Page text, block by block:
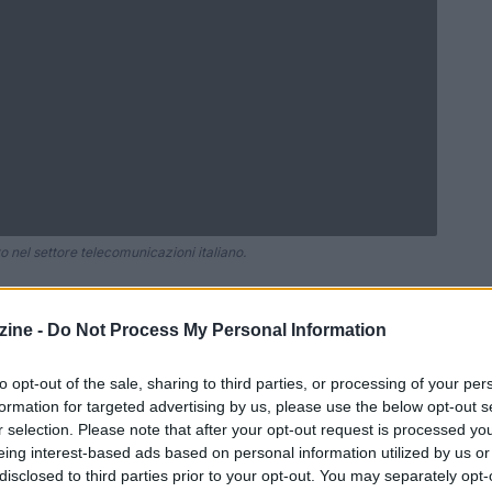
- Do Not Process My Personal Information
opt-out of the sale, sharing to third parties, or processing of your
for targeted advertising by us, please use the below opt-out
selection. Please note that after your opt-out request is processed
interest-based ads based on personal information utilized by us
to third parties prior to your opt-out. You may separately
nel settore telecomunicazioni italiano.
POWERED BY